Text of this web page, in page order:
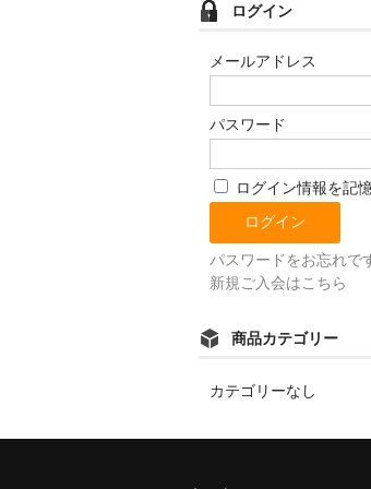
ログイン
メールアドレス
パスワード
ログイン情報を記
パスワードをお忘れで
新規ご入会はこちら
商品カテゴリー
カテゴリーなし